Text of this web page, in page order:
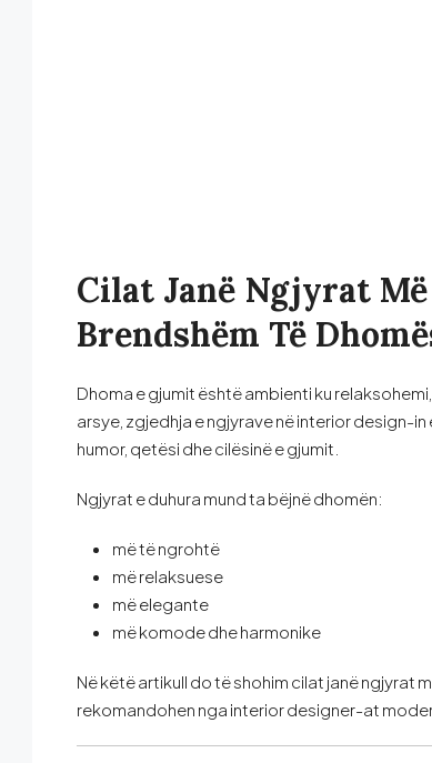
Cilat Janë Ngjyrat
Brendshëm Të
Dhoma e gjumit është ambienti ku
arsye, zgjedhja e ngjyrave në interior design-
humor, qetësi dhe cilësinë e gjumit.
Ngjyrat e duhura mund ta bëjnë dhomën:
më të ngrohtë
më relaksuese
më elegante
më komode dhe harmonike
Në këtë artikull do të shohim cilat janë ngjyrat
rekomandohen nga interior designer-at